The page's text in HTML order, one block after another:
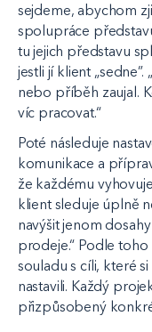
sejdeme, abychom
spolupráce
tu jejich představu
jestli jí klient
nebo příběh zaujal.
víc pracovat.“
Poté následuje
komunikace a
že každému
klient sleduje úplně
navýšit jenom
prodeje.“ Podle
souladu s cíli, které
nastavili. Každý
přizpůsobený